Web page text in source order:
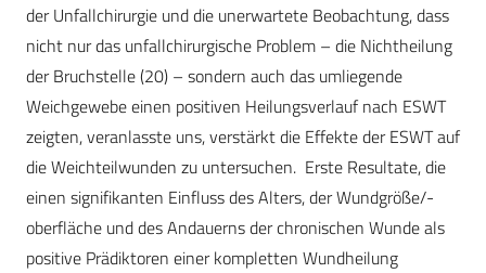
der Unfallchirurgie und die unerwartete Beobachtung, dass
nicht nur das unfallchirurgische Problem – die Nichtheilung
der Bruchstelle (20) – sondern auch das umliegende
Weichgewebe einen positiven Heilungsverlauf nach ESWT
zeigten, veranlasste uns, verstärkt die Effekte der ESWT auf
die Weichteilwunden zu untersuchen. Erste Resultate, die
einen signifikanten Einfluss des Alters, der Wundgröße/-
oberfläche und des Andauerns der chronischen Wunde als
positive Prädiktoren einer kompletten Wundheilung